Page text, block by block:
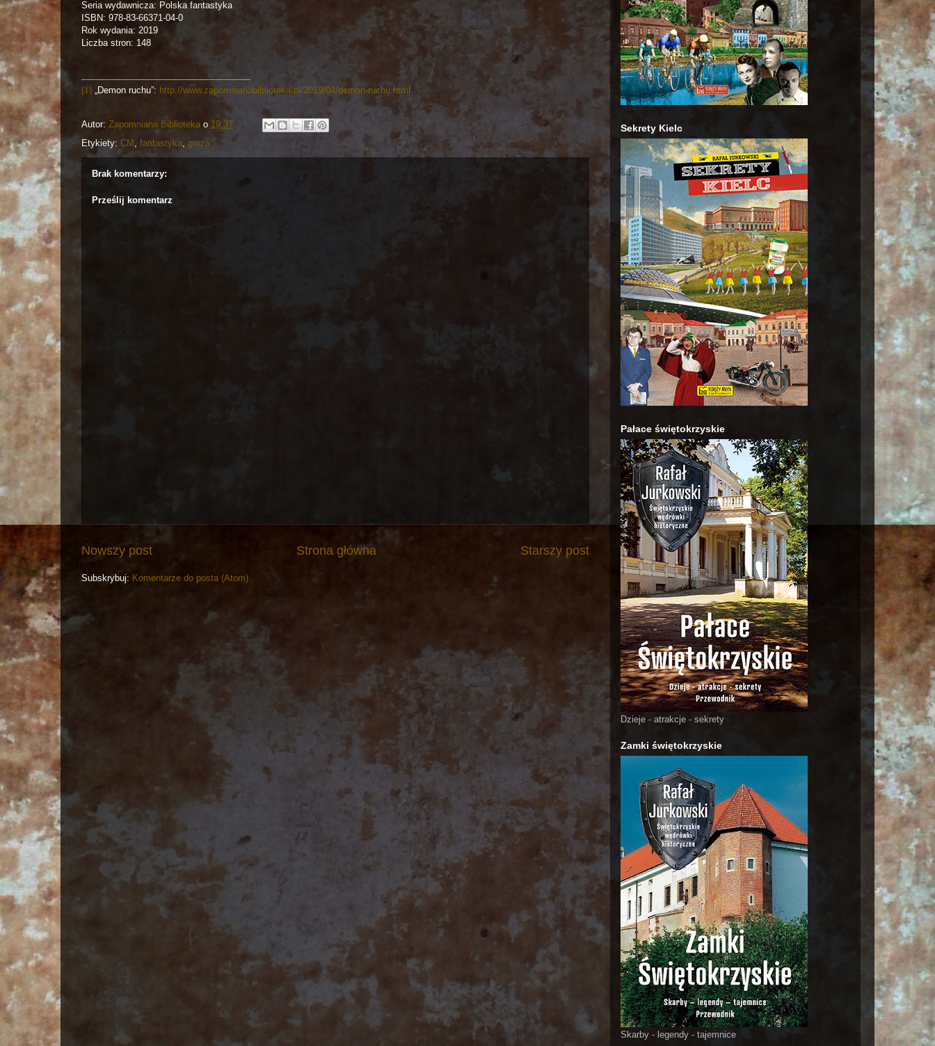
Seria wydawnicza: Polska fantastyka
ISBN: 978-83-66371-04-0
Rok wydania: 2019
Liczba stron: 148
[1] „Demon ruchu”: http://www.zapomnianabiblioteka.pl/2019/04/demon-ruchu.html
Autor: Zapomniana Biblioteka o 19:37
Etykiety: CM , fantastyka, groza
Brak komentarzy:
Prześlij komentarz
Nowszy post Starszy post
Strona główna
Subskrybuj: Komentarze do posta (Atom)
Sekrety Kielc
Pałace świętokrzyskie
Dzieje - atrakcje - sekrety
Zamki świętokrzyskie
Skarby - legendy - tajemnice